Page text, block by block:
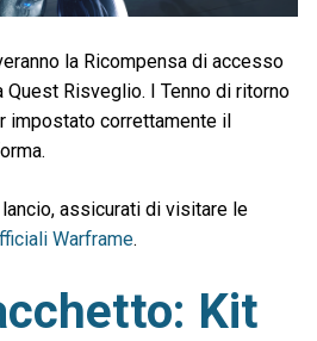
la Ricompensa di accesso
Risveglio. I Tenno di ritorno
impostato correttamente il
assicurati di visitare le
Warframe.
Kit